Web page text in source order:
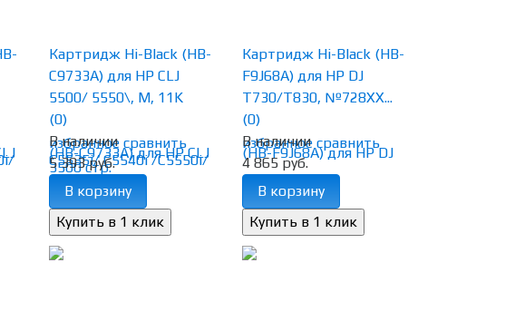
избранное сравнить
Картридж Hi-Black (HB-
C9733A) для HP CLJ
5500/ 5550\, M, 11K
(0)
В наличии
5 393 руб.
В корзину
избранное сравнить
Картридж Hi-Black (HB-
F9J68A) для HP DJ
T730/T830, №728XX...
(0)
В наличии
4 865 руб.
В корзину